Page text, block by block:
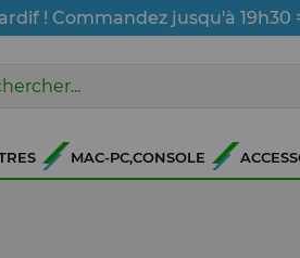
! Commandez jusqu'à 19h30
MAC-PC,CONSOLE